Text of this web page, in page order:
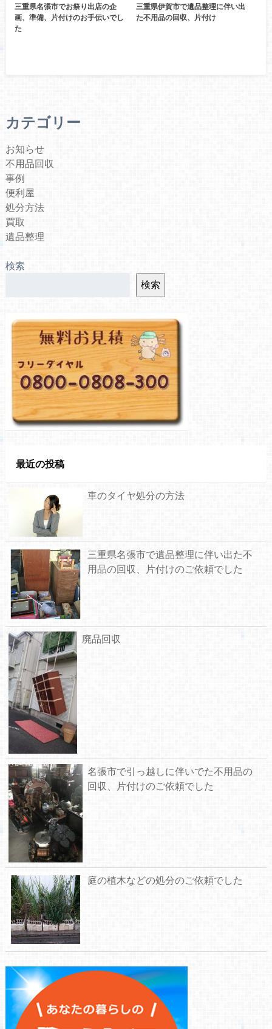
三重県名張市でお祭り出店の企
画、準備、片付けのお手伝いでし
た
三重県伊賀市で遺品整理に伴い出
た不用品の回収、片付け
カテゴリー
お知らせ
不用品回収
事例
便利屋
処分方法
買取
遺品整理
検索
検索
最近の投稿
車のタイヤ処分の方法
三重県名張市で遺品整理に伴い出た不
用品の回収、片付けのご依頼でした
廃品回収
名張市で引っ越しに伴いでた不用品の
回収、片付けのご依頼でした
庭の植木などの処分のご依頼でした